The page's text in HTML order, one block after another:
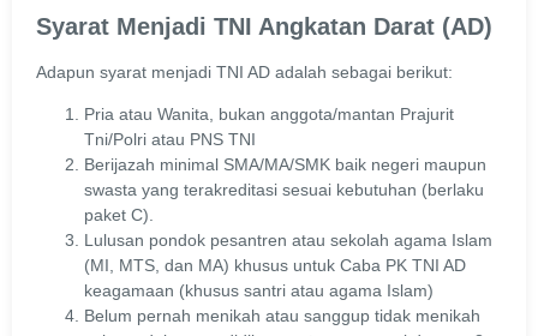
Syarat Menjadi TNI Angkatan Darat (AD)
Adapun syarat menjadi TNI AD adalah sebagai berikut:
Pria atau Wanita, bukan anggota/mantan Prajurit
Tni/Polri atau PNS TNI
Berijazah minimal SMA/MA/SMK baik negeri maupun
swasta yang terakreditasi sesuai kebutuhan (berlaku
paket C).
Lulusan pondok pesantren atau sekolah agama Islam
(MI, MTS, dan MA) khusus untuk Caba PK TNI AD
keagamaan (khusus santri atau agama Islam)
Belum pernah menikah atau sanggup tidak menikah